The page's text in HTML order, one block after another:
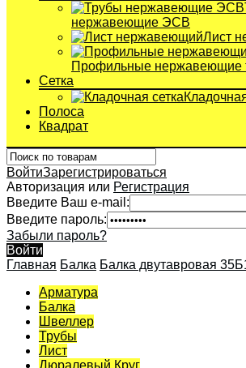
нержавеющие ЭСВ
Лист
Профильные нержавеющие
Сетка
Полоса
Квадрат
ВойтиЗарегистрироваться
Авторизация или Регистрация
Введите Ваш e-mail:
Введите пароль:
Забыли пароль?
Войти
Главная Балка Балка двутавровая
Арматура
Балка
Швеллер
Трубы
Лист
Дюралевый Круг